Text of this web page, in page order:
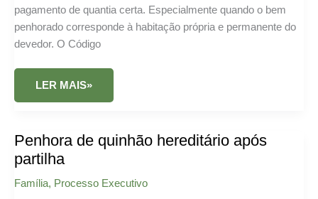
pagamento de quantia certa. Especialmente quando o bem
penhorado corresponde à habitação própria e permanente do
devedor. O Código
PENHORA
IMÓVEL
LER MAIS»
Penhora de quinhão hereditário após
partilha
Família, Processo Executivo